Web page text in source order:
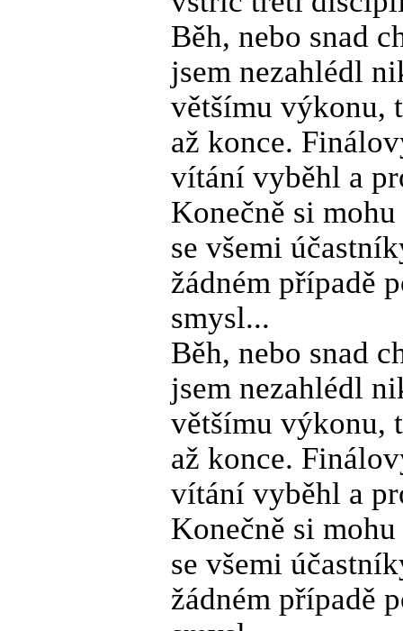
Běh, nebo snad
jsem nezahlédl
většímu výkonu,
až konce.
vítání vyběhl a
Konečně si
se všemi
žádném případě
smysl...
Běh, nebo snad
jsem nezahlédl
většímu výkonu,
až konce.
vítání vyběhl a
Konečně si
se všemi
žádném případě